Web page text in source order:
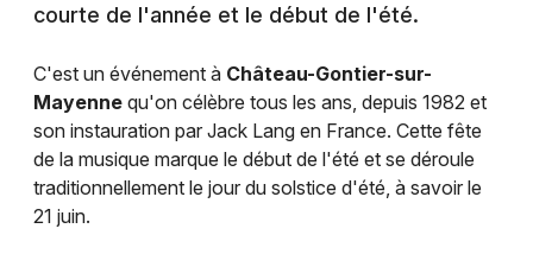
courte de l'année et le début de l'été.
C'est un événement à Château-Gontier-sur-
Mayenne qu'on célèbre tous les ans, depuis 1982 et
son instauration par Jack Lang en France. Cette fête
de la musique marque le début de l'été et se déroule
traditionnellement le jour du solstice d'été, à savoir le
21 juin.